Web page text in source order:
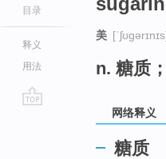
目录
释义
用法
美
n. 糖质
网络释义
糖质